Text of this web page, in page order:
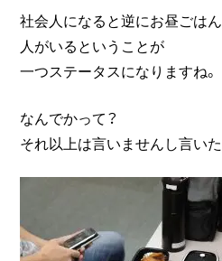
社会人になると逆にお昼ごは
人がいるということが
一つステータスになりますね。
なんでかって？
それ以上は言いませんし言いた